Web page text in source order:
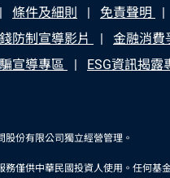
條件及細則 免責聲明
防制宣導影片
金融消費
宣導專區
ESG資訊揭露
股份有限公司獨立經營管理。
務僅供中華民國投資人使用。任何基